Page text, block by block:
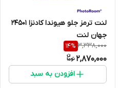
لنت ترمز جلو ھیوندا کادنزا 24501
جهان لنت
3,338,000
14%
2,870,000
افزودن به سبد